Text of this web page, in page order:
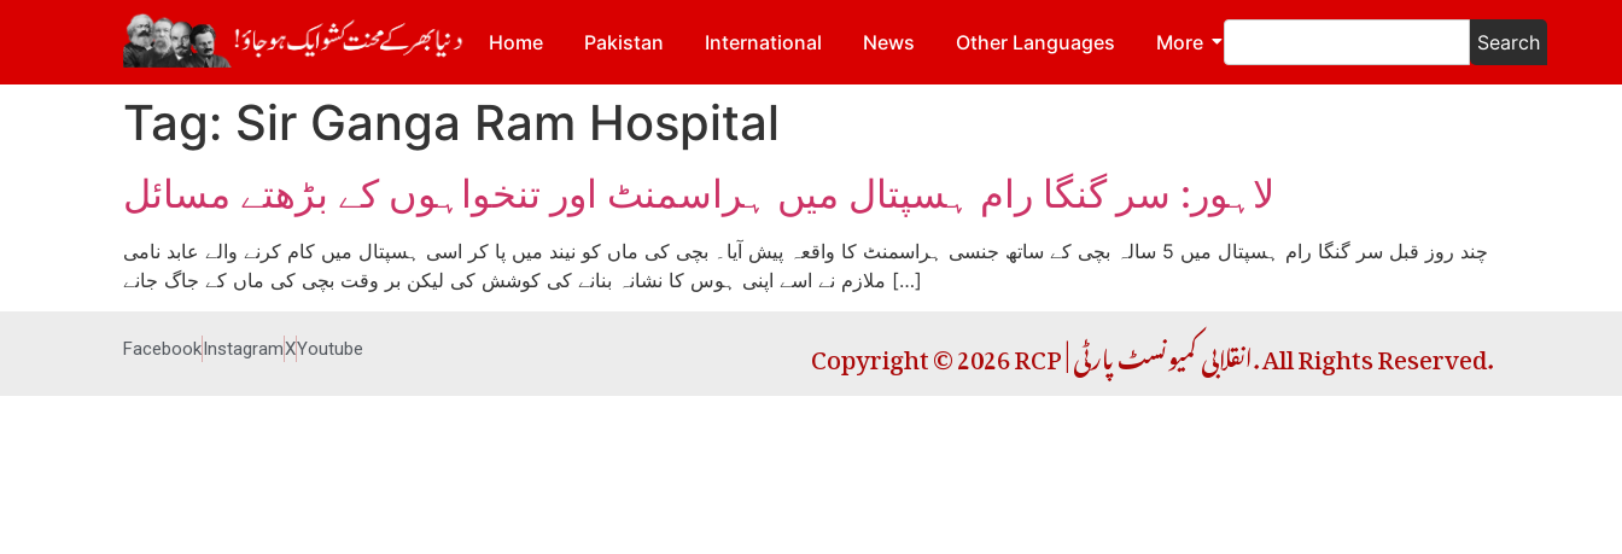
Home Pakistan International News Other Languages More Search
Tag: Sir Ganga Ram Hospital
لاہور: سر گنگا رام ہسپتال میں ہراسمنٹ اور تنخواہوں کے بڑھتے مسائل
چند روز قبل سر گنگا رام ہسپتال میں 5 سالہ بچی کے ساتھ جنسی ہراسمنٹ کا واقعہ پیش آیا۔ بچی کی ماں کو نیند میں پا کر اسی ہسپتال میں کام کرنے والے عابد نامی
ملازم نے اسے اپنی ہوس کا نشانہ بنانے کی کوشش کی لیکن بر وقت بچی کی ماں کے جاگ جانے […]
FacebookInstagramXYoutube Copyright © 2026 RCP | انقلابی کمیونسٹ پارٹی. All Rights Reserved.